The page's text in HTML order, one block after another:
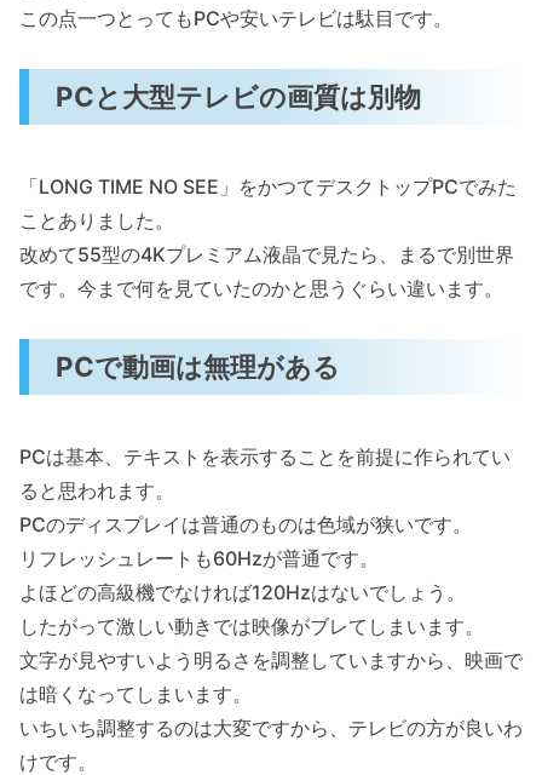
この点一つとってもPCや安いテレビは駄目です。
PCと大型テレビの画質は別物
「LONG TIME NO SEE」をかつてデスクトップPCでみた
ことありました。
改めて55型の4Kプレミアム液晶で見たら、まるで別世界
です。今まで何を見ていたのかと思うぐらい違います。
PCで動画は無理がある
PCは基本、テキストを表示することを前提に作られてい
ると思われます。
PCのディスプレイは普通のものは色域が狭いです。
リフレッシュレートも60Hzが普通です。
よほどの高級機でなければ120Hzはないでしょう。
したがって激しい動きでは映像がブレてしまいます。
文字が見やすいよう明るさを調整していますから、映画で
は暗くなってしまいます。
いちいち調整するのは大変ですから、テレビの方が良いわ
けです。